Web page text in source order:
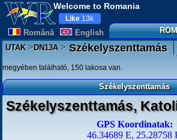
Welcome to Romania
Românã English
Like 13k
UTAK>DN13A>Székelyszenttamás
megyében található, 150 lakosa van.
Székelyszenttamás
Székelyszenttamás,
GPS Koordinatak:
46.34689 E, 25.28758